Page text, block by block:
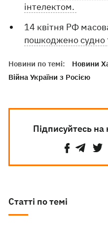
інтелектом.
14 квітня РФ
пошкоджено судно
Новини по темі:
Новини
Війна України з Росією
Підписуйтесь
Статті по темі